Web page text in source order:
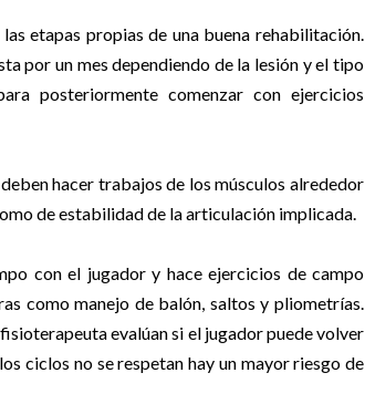
etapas propias de una buena rehabilitación.
por un mes dependiendo de la lesión y el tipo
posteriormente comenzar con ejercicios
hacer trabajos de los músculos alrededor
de estabilidad de la articulación implicada.
con el jugador y hace ejercicios de campo
como manejo de balón, saltos y pliometrías.
evalúan si el jugador puede volver
ciclos no se respetan hay un mayor riesgo de